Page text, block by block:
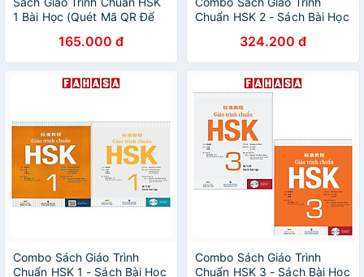
1 Bài Học (Quét Mã QR Để
165.000 đ
Chuẩn HSK 2 - Sách Bài Học
324.200 đ
Combo Sách Giáo Trình
Chuẩn HSK 1 - Sách Bài Học
Combo Sách Giáo Trình
Chuẩn HSK 3 - Sách Bài Học